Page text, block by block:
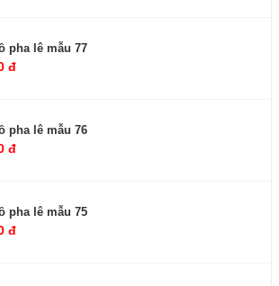
pha lê mẫu 77
đ
pha lê mẫu 76
đ
pha lê mẫu 75
đ